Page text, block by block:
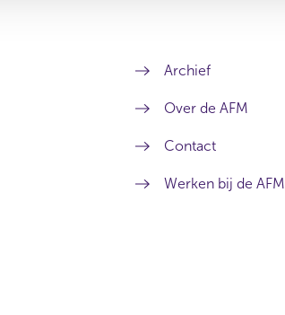
Archief
Over de AFM
Contact
Werken bij de AFM